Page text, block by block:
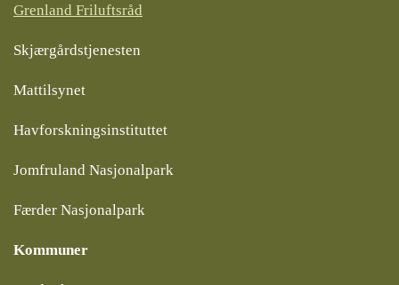
Grenland Friluftsråd
Skjærgårdstjenesten
Mattilsynet
Havforskningsinstituttet
Jomfruland Nasjonalpark
Færder Nasjonalpark
Kommuner